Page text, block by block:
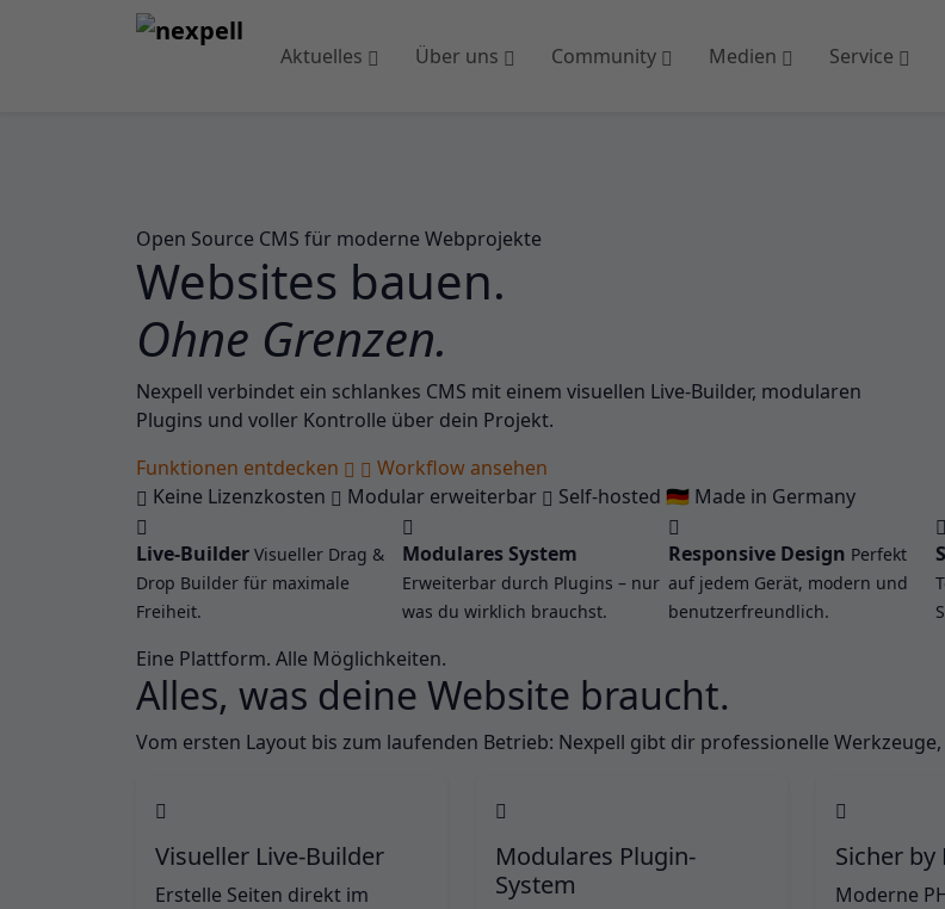
Aktuelles Über uns Community Medien Service
Open Source CMS für moderne Webprojekte
Websites bauen.
Ohne Grenzen.
Nexpell verbindet ein schlankes CMS mit einem visuellen Live-Builder, modularen
Plugins und voller Kontrolle über dein Projekt.
Funktionen entdecken
Workflow ansehen
Keine Lizenzkosten
Modular erweiterbar Self-hosted 🇩🇪 Made in Germany
Live-Builder Visueller Drag &
Drop Builder für maximale
Freiheit.
Modulares System
Erweiterbar durch Plugins – nur
was du wirklich brauchst.
Responsive Design Perfekt
auf jedem Gerät, modern und
benutzerfreundlich.
Eine Plattform. Alle Möglichkeiten.
Alles, was deine Website braucht.
Vom ersten Layout bis zum laufenden Betrieb: Nexpell gibt dir professionelle
Visueller Live-Builder
Erstelle Seiten direkt im
Modulares Plugin-
System
Sicher by
Moderne